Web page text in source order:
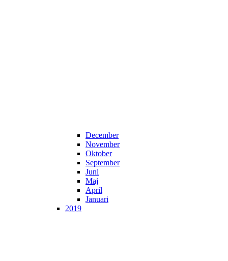
December
November
Oktober
September
Juni
Maj
April
Januari
2019